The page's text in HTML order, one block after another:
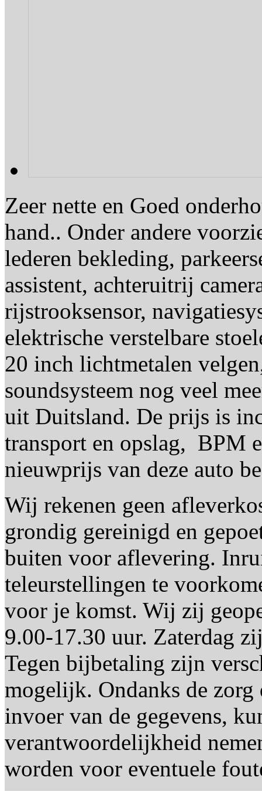
Zeer nette en Goed
hand.. Onder andere
lederen bekleding,
assistent, achteruitrij
rijstrooksensor,
elektrische verstelbare
20 inch lichtmetalen
soundsysteem nog veel
uit Duitsland. De prijs is
transport en opslag, BPM
nieuwprijs van deze auto
Wij rekenen geen
grondig gereinigd en
buiten voor aflevering.
teleurstellingen te
voor je komst. Wij zij
9.00-17.30 uur. Zaterdag
Tegen bijbetaling zijn
mogelijk. Ondanks de zorg
invoer van de gegevens,
verantwoordelijkheid
worden voor eventuele